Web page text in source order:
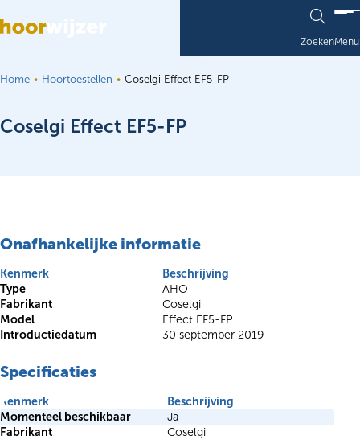
ZoekenMenu
Home Hoortoestellen Coselgi Effect EF5-FP
Coselgi Effect EF5-FP
Onafhankelijke informatie
Kenmerk
Beschrijving
Type
AHO
Fabrikant
Coselgi
Model
Effect EF5-FP
Introductiedatum
30 september 2019
Specificaties
Kenmerk
Beschrijving
Momenteel beschikbaar
Ja
Fabrikant
Coselgi